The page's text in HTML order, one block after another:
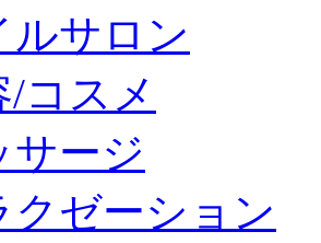
ルサロン
/コスメ
サージ
クゼーション